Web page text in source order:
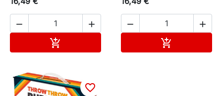
 

 

favorite_border